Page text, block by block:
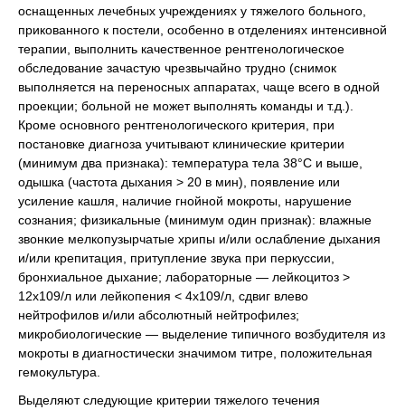
оснащенных лечебных учреждениях у тяжелого больного,
прикованного к постели, особенно в отделениях интенсивной
терапии, выполнить качественное рентгенологическое
обследование зачастую чрезвычайно трудно (снимок
выполняется на переносных аппаратах, чаще всего в одной
проекции; больной не может выполнять команды и т.д.).
Кроме основного рентгенологического критерия, при
постановке диагноза учитывают клинические критерии
(минимум два признака): температура тела 38°С и выше,
одышка (частота дыхания > 20 в мин), появление или
усиление кашля, наличие гнойной мокроты, нарушение
сознания; физикальные (минимум один признак): влажные
звонкие мелкопузырчатые хрипы и/или ослабление дыхания
и/или крепитация, притупление звука при перкуссии,
бронхиальное дыхание; лабораторные — лейкоцитоз >
12х109/л или лейкопения < 4х109/л, сдвиг влево
нейтрофилов и/или абсолютный нейтрофилез;
микробиологические — выделение типичного возбудителя из
мокроты в диагностически значимом титре, положительная
гемокультура.
Выделяют следующие критерии тяжелого течения